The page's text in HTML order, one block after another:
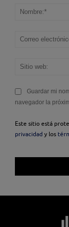
Guardar mi
navegador la
Este sitio está
privacidad y los